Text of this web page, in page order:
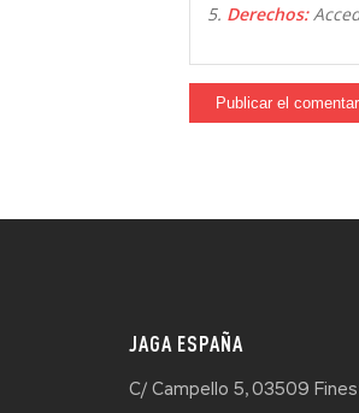
Derechos:
JAGA ESPAÑA
C/ Campello 5, 03509